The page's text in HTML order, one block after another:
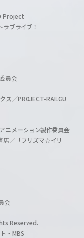
Project
ブライブ！
員会
ス／PROJECT-RAILGU
メーション製作委員会
店／「プリズマ☆イリ
会
Reserved.
・MBS